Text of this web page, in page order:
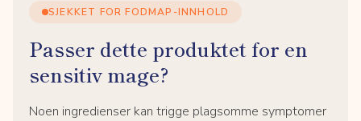
SJEKKET FOR FODMAP-INNHOLD
Passer dette produktet for en
sensitiv mage?
Noen ingredienser kan trigge plagsomme symptomer